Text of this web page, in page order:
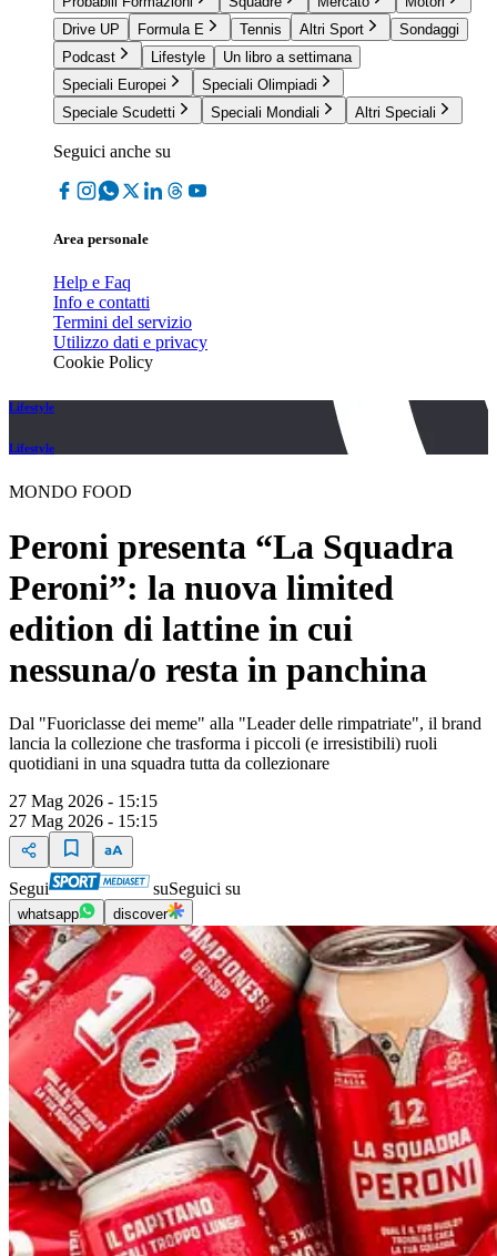
Drive UP
Formula E Tennis Altri Sport
Sondaggi
Podcast
Lifestyle
Un libro a settimana
Speciali Europei
Speciali Olimpiadi
Speciale Scudetti
Speciali Mondiali Altri Speciali
Seguici anche su
Area personale
Help e Faq
Info e contatti
Termini del servizio
Utilizzo dati e privacy
Cookie Policy
Lifestyle
Lifestyle
MONDO FOOD
Peroni presenta “La Squadra
Peroni”: la nuova limited
edition di lattine in cui
nessuna/o resta in panchina
Dal "Fuoriclasse dei meme" alla "Leader delle rimpatriate", il brand
lancia la collezione che trasforma i piccoli (e irresistibili) ruoli
quotidiani in una squadra tutta da collezionare
27 Mag 2026 - 15:15
27 Mag 2026 - 15:15
Segui suSeguici su
whatsapp discover